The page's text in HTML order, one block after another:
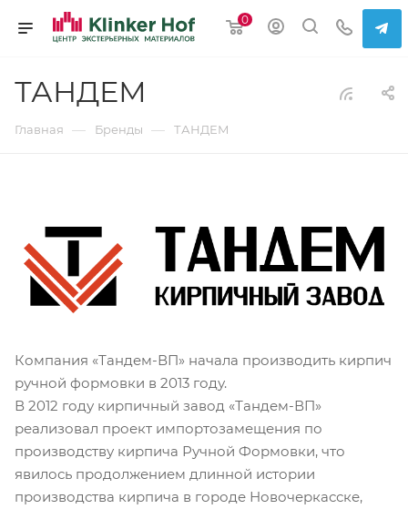
0
ТАНДЕМ
Главная — Бренды — ТАНДЕМ
Компания «Тандем-ВП» начала производить кирпич
ручной формовки в 2013 году.
В 2012 году кирпичный завод «Тандем-ВП»
реализовал проект импортозамещения по
производству кирпича Ручной Формовки, что
явилось продолжением длинной истории
производства кирпича в городе Новочеркасске,